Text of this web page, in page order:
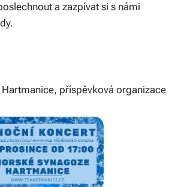
a zazpívat si s námi
příspěvková organizace